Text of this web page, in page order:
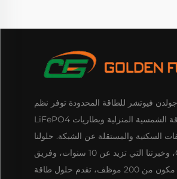
فيوتشر للطاقة المحدودة توفر نظم
تخزين الطاقة الشمسية المنزلية وبطاريات LiFePO4
السكنية والمستقلة عن الشبكة. حلولنا
OEM/ODM، وخبرتنا التي تزيد عن 10 سنوات، وفريق
بحث وتطوير مكون من 200 موظف، تقدم حلول طاقة